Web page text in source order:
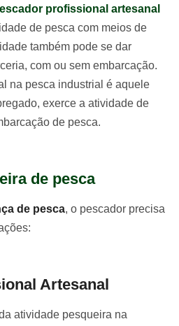
profissional artesanal
de pesca com meios de
também pode se dar
com ou sem embarcação.
na pesca industrial é aquele
exerce a atividade de
de pesca.
de pesca
de pesca, o pescador precisa
Artesanal
atividade pesqueira na